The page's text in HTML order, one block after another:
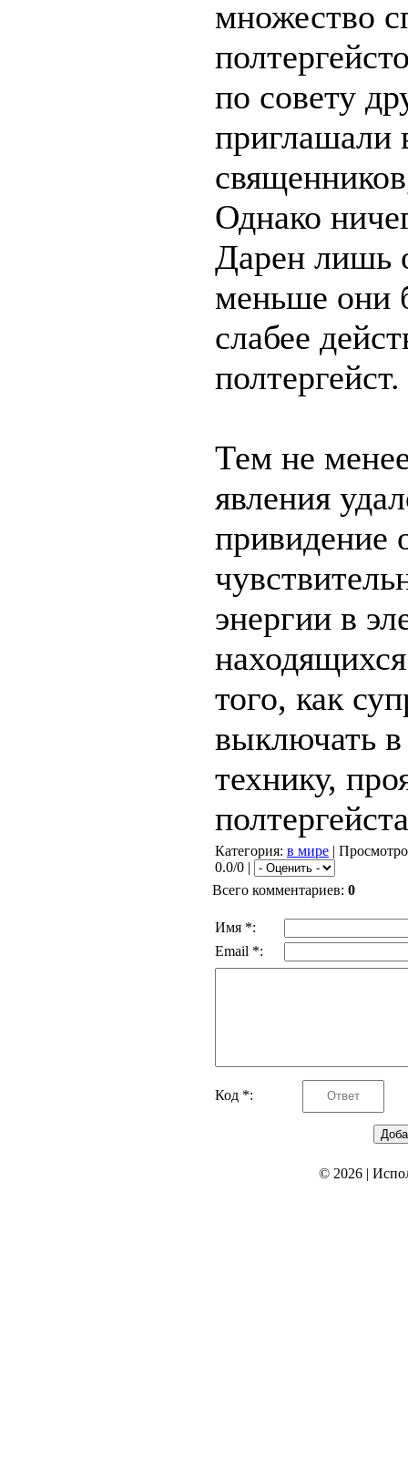
множество
по совету
приглашали
Однако
Дарен лишь
меньше они
слабее
полтергейст.
Тем не
явления
привидение
энергии в
того, как
выключать
технику,
Категория: в мире |
0.0/0 |
Всего комментариев: 0
Имя *:
Email *:
Код *:
© 2026|